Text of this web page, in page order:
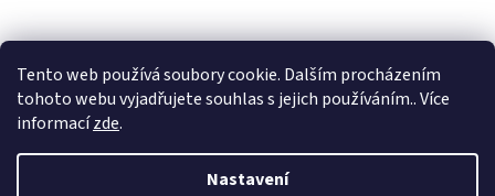
Tento web používá soubory cookie. Dalším procházením
tohoto webu vyjadřujete souhlas s jejich používáním.. Více
informacízde.
Nastavení
Vytvořil Shoptet